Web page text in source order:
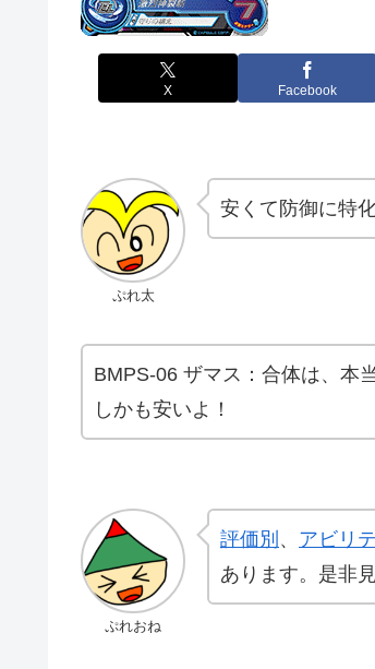
X Facebook
ぷれ太
安くて防御に特
BMPS-06 ザマス：合体は、本
しかも安いよ！
ぷれおね
評価別 、 アビリ
あります。是非